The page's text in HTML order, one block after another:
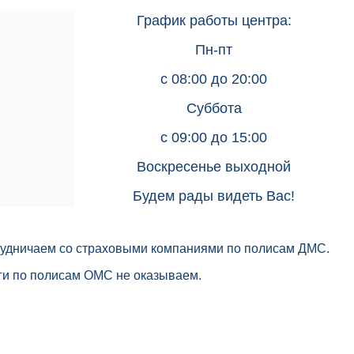
График работы центра:
Пн-пт
с 08:00 до 20:00
Суббота
с 09:00 до 15:00
Воскресенье выходной
Будем рады видеть Вас!
со страховыми компаниями по полисам ДМС.
по полисам ОМС не оказываем.